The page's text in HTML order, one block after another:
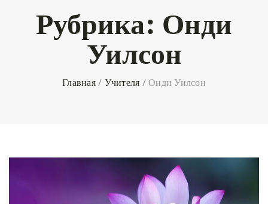
Рубрика: Онди
Уилсон
Главная/ Учителя /Онди Уилсон